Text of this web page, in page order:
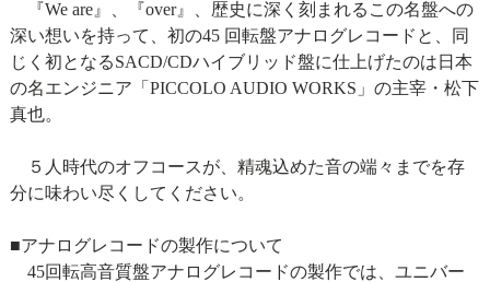
『We are』、『over』、歴史に深く刻まれるこの名盤への
深い想いを持って、初の45 回転盤アナログレコードと、同
じく初となるSACD/CDハイブリッド盤に仕上げたのは日本
の名エンジニア「PICCOLO AUDIO WORKS」の主宰・松下
真也。
５人時代のオフコースが、精魂込めた音の端々までを存
分に味わい尽くしてください。
■アナログレコードの製作について
45回転高音質盤アナログレコードの製作では、ユニバー